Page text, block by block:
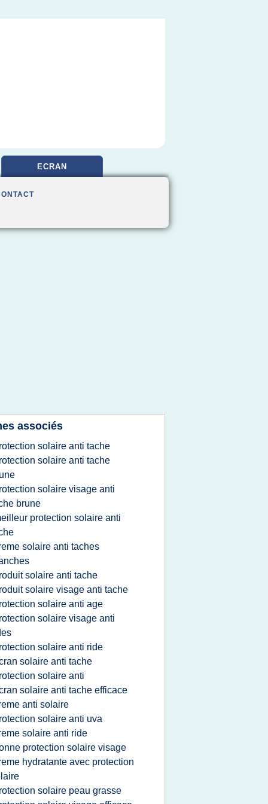
ECRAN
associés
solaire anti tache
solaire anti tache
solaire visage anti
brune
protection solaire anti
solaire anti taches
solaire anti tache
solaire visage anti tache
solaire anti age
solaire visage anti
solaire anti ride
solaire anti tache
solaire anti
solaire anti tache efficace
anti solaire
solaire anti uva
solaire anti ride
protection solaire visage
hydratante avec protection
solaire peau grasse